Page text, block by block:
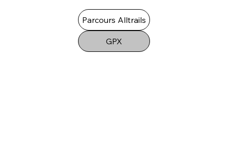
Parcours Alltrails
GPX